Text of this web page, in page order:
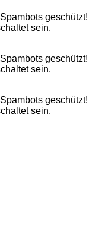
geschützt!
sein.
geschützt!
sein.
geschützt!
sein.